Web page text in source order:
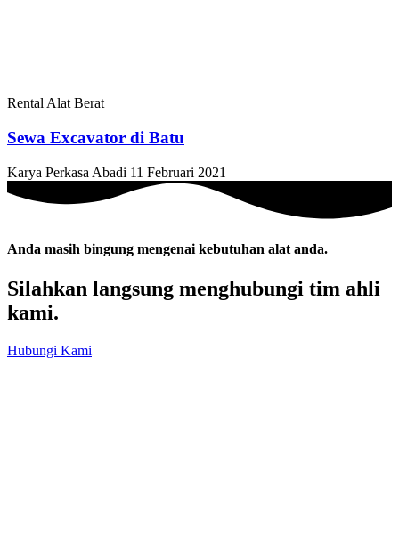
Rental Alat Berat
Sewa Excavator di Batu
Karya Perkasa Abadi 11 Februari 2021
Anda masih bingung mengenai kebutuhan alat anda.
Silahkan langsung menghubungi tim ahli
kami.
Hubungi Kami